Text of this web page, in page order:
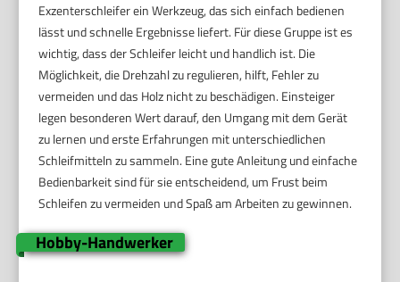
Exzenterschleifer ein Werkzeug, das sich einfach bedienen
lässt und schnelle Ergebnisse liefert. Für diese Gruppe ist es
wichtig, dass der Schleifer leicht und handlich ist. Die
Möglichkeit, die Drehzahl zu regulieren, hilft, Fehler zu
vermeiden und das Holz nicht zu beschädigen. Einsteiger
legen besonderen Wert darauf, den Umgang mit dem Gerät
zu lernen und erste Erfahrungen mit unterschiedlichen
Schleifmitteln zu sammeln. Eine gute Anleitung und einfache
Bedienbarkeit sind für sie entscheidend, um Frust beim
Schleifen zu vermeiden und Spaß am Arbeiten zu gewinnen.
Hobby-Handwerker